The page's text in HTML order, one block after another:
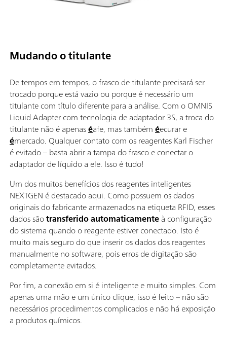
Mudando o titulante
De tempos em tempos, o frasco de titulante precisará ser
trocado porque está vazio ou porque é necessário um
titulante com título diferente para a análise. Com o OMNIS
Liquid Adapter com tecnologia de adaptador 3S, a troca do
titulante não é apenaséafe, mas tambéméecurar e
émercado. Qualquer contato com os reagentes Karl Fischer
é evitado – basta abrir a tampa do frasco e conectar o
adaptador de líquido a ele. Isso é tudo!
Um dos muitos benefícios dos reagentes inteligentes
NEXTGEN é destacado aqui. Como possuem os dados
originais do fabricante armazenados na etiqueta RFID, esses
dados sãotransferido automaticamenteà configuração
do sistema quando o reagente estiver conectado. Isto é
muito mais seguro do que inserir os dados dos reagentes
manualmente no software, pois erros de digitação são
completamente evitados.
Por fim, a conexão em si é inteligente e muito simples. Com
apenas uma mão e um único clique, isso é feito – não são
necessários procedimentos complicados e não há exposição
a produtos químicos.